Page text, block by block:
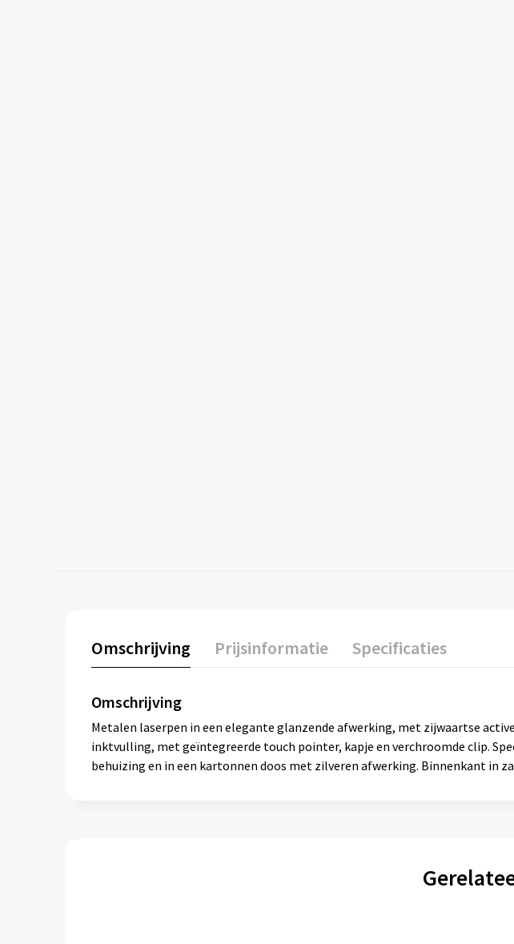
Omschrijving Prijsinformatie Specificaties
Omschrijving
Metalen laserpen in een elegante glanzende afwerking, met zijwaartse
inktvulling, met geïntegreerde touch pointer, kapje en verchroomde clip.
behuizing en in een kartonnen doos met zilveren afwerking. Binnenkant in